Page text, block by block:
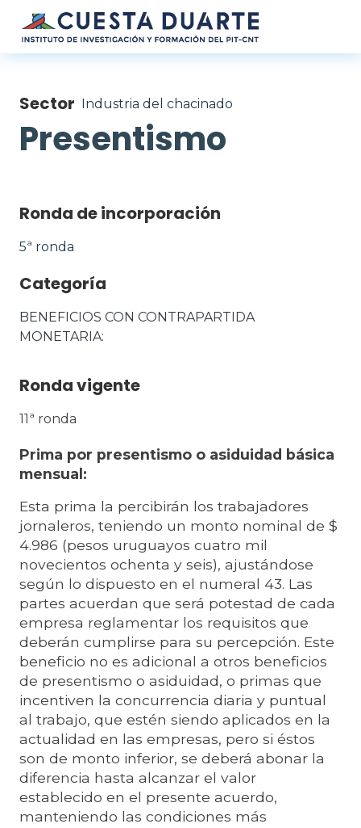
Pasar al contenido principal
Sector Industria del chacinado
Presentismo
Ronda de incorporación
5ª ronda
Categoría
BENEFICIOS CON CONTRAPARTIDA
MONETARIA
Ronda vigente
11ª ronda
Prima por presentismo o asiduidad básica
mensual:
Esta prima la percibirán los trabajadores
jornaleros, teniendo un monto nominal de $
4.986 (pesos uruguayos cuatro mil
novecientos ochenta y seis), ajustándose
según lo dispuesto en el numeral 43. Las
partes acuerdan que será potestad de cada
empresa reglamentar los requisitos que
deberán cumplirse para su percepción. Este
beneficio no es adicional a otros beneficios
de presentismo o asiduidad, o primas que
incentiven la concurrencia diaria y puntual
al trabajo, que estén siendo aplicados en la
actualidad en las empresas, pero si éstos
son de monto inferior, se deberá abonar la
diferencia hasta alcanzar el valor
establecido en el presente acuerdo,
manteniendo las condiciones más